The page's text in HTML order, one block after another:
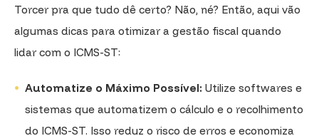
Torcer pra que tudo dê certo? Não, né? Então, aqui vão
algumas dicas para otimizar a gestão fiscal quando
lidar com o ICMS-ST:
Automatize o Máximo Possível: Utilize softwares e
sistemas que automatizem o cálculo e o recolhimento
do ICMS-ST. Isso reduz o risco de erros e economiza